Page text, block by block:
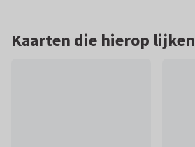
Kaarten die hierop lijken